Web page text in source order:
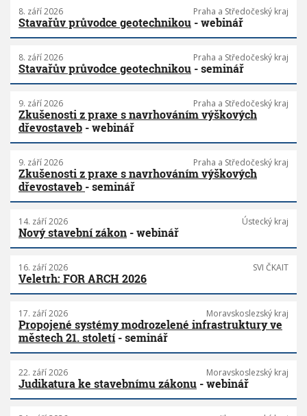
8. září 2026 Praha a Středočeský kraj
Stavařův průvodce geotechnikou - webinář
8. září 2026 Praha a Středočeský kraj
Stavařův průvodce geotechnikou - seminář
9. září 2026 Praha a Středočeský kraj
Zkušenosti z praxe s navrhováním výškových
dřevostaveb - webinář
9. září 2026 Praha a Středočeský kraj
Zkušenosti z praxe s navrhováním výškových
dřevostaveb - seminář
14. září 2026 Ústecký kraj
Nový stavební zákon - webinář
16. září 2026 SVI ČKAIT
Veletrh: FOR ARCH 2026
17. září 2026 Moravskoslezský kraj
Propojené systémy modrozelené infrastruktury ve
městech 21. století- seminář
22. září 2026 Moravskoslezský kraj
Judikatura ke stavebnímu zákonu - webinář